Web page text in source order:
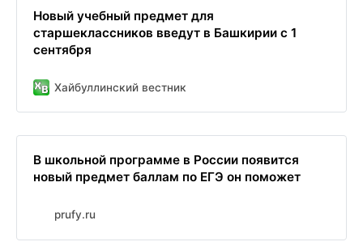
Новый учебный предмет для
старшеклассников введут в Башкирии с 1
сентября
Хайбуллинский вестник
В школьной программе в России появится
новый предмет баллам по ЕГЭ он поможет
prufy.ru